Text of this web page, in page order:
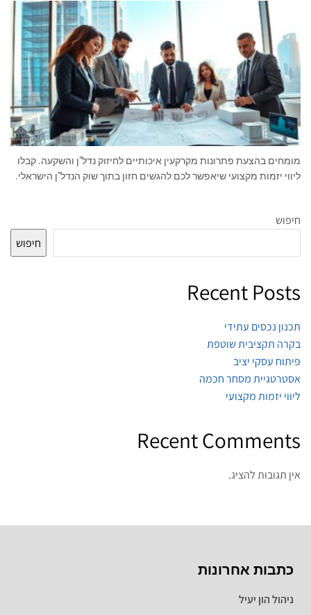
מומחים בהצעת פתרונות מקרקעין איכותיים לחיזוק נדל"ן והשקעה. קבלו
ליווי יזמות מקצועי שיאפשר לכם להגשים חזון בתוך שוק הנדל"ן הישראלי.
חיפוש
חיפוש
Recent Posts
תכנון נכסים עתידי
בקרה תקציבית שוטפת
פיתוח עסקי יציב
אסטרטגיית מסחר חכמה
ליווי יזמות מקצועי
Recent Comments
אין תגובות להציג.
כתבות אחרונות
ניהול הון יעיל